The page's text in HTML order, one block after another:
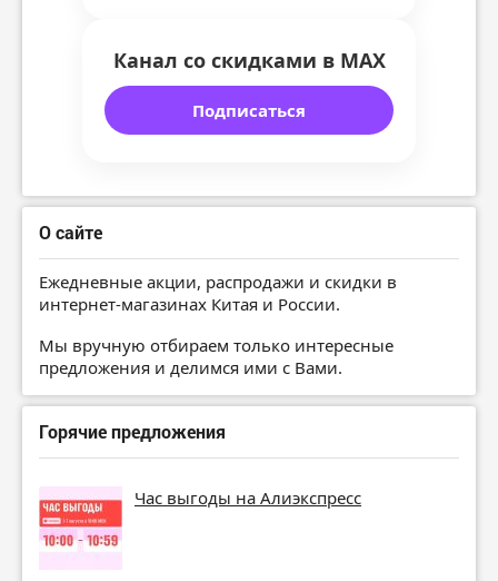
Канал со скидками в MAX
Подписаться
О сайте
Ежедневные акции, распродажи и скидки в
интернет-магазинах Китая и России.
Мы вручную отбираем только интересные
предложения и делимся ими с Вами.
Горячие предложения
Час выгоды на Алиэкспресс